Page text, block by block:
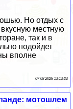
Но отдых с
местную
так и в
подойдет
вполне
07 08 2026 13:13:23
мотошлем